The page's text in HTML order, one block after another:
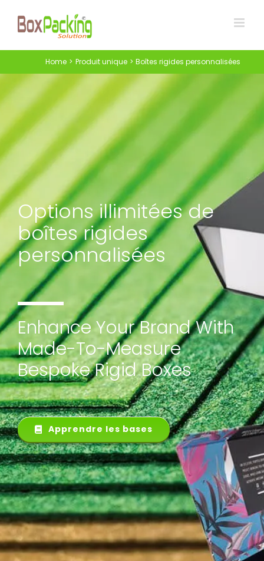
Home Produit unique Boîtes rigides personnalisées
Options illimitées de
boîtes rigides
personnalisées
Enhance Your Brand With
Made-To-Measure
Bespoke Rigid Boxes
Apprendre les bases